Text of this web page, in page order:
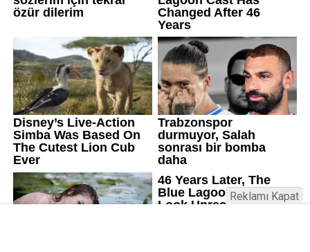
Reklamı Kapat